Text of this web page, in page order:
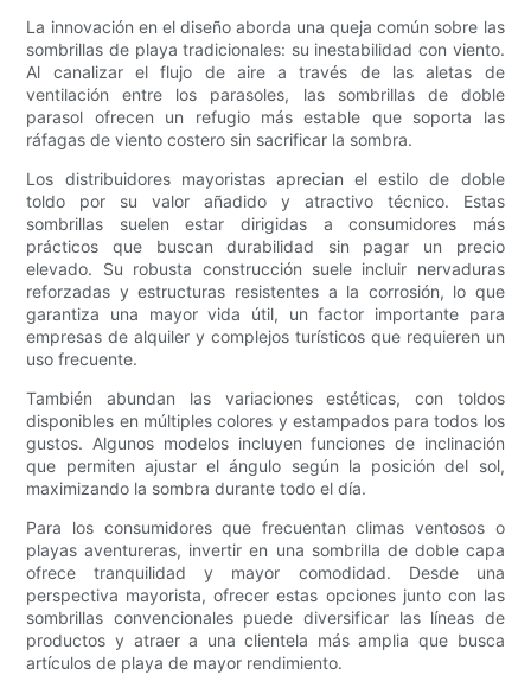
La innovación en el diseño aborda una queja común sobre las
sombrillas de playa tradicionales: su inestabilidad con viento.
Al canalizar el flujo de aire a través de las aletas de
ventilación entre los parasoles, las sombrillas de doble
parasol ofrecen un refugio más estable que soporta las
ráfagas de viento costero sin sacrificar la sombra.
Los distribuidores mayoristas aprecian el estilo de doble
toldo por su valor añadido y atractivo técnico. Estas
sombrillas suelen estar dirigidas a consumidores más
prácticos que buscan durabilidad sin pagar un precio
elevado. Su robusta construcción suele incluir nervaduras
reforzadas y estructuras resistentes a la corrosión, lo que
garantiza una mayor vida útil, un factor importante para
empresas de alquiler y complejos turísticos que requieren un
uso frecuente.
También abundan las variaciones estéticas, con toldos
disponibles en múltiples colores y estampados para todos los
gustos. Algunos modelos incluyen funciones de inclinación
que permiten ajustar el ángulo según la posición del sol,
maximizando la sombra durante todo el día.
Para los consumidores que frecuentan climas ventosos o
playas aventureras, invertir en una sombrilla de doble capa
ofrece tranquilidad y mayor comodidad. Desde una
perspectiva mayorista, ofrecer estas opciones junto con las
sombrillas convencionales puede diversificar las líneas de
productos y atraer a una clientela más amplia que busca
artículos de playa de mayor rendimiento.